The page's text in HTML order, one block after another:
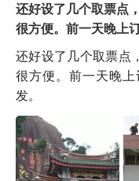
还好设了几个取票点
很方便。前一天晚上
还好设了几个取票点
很方便。前一天晚
发。